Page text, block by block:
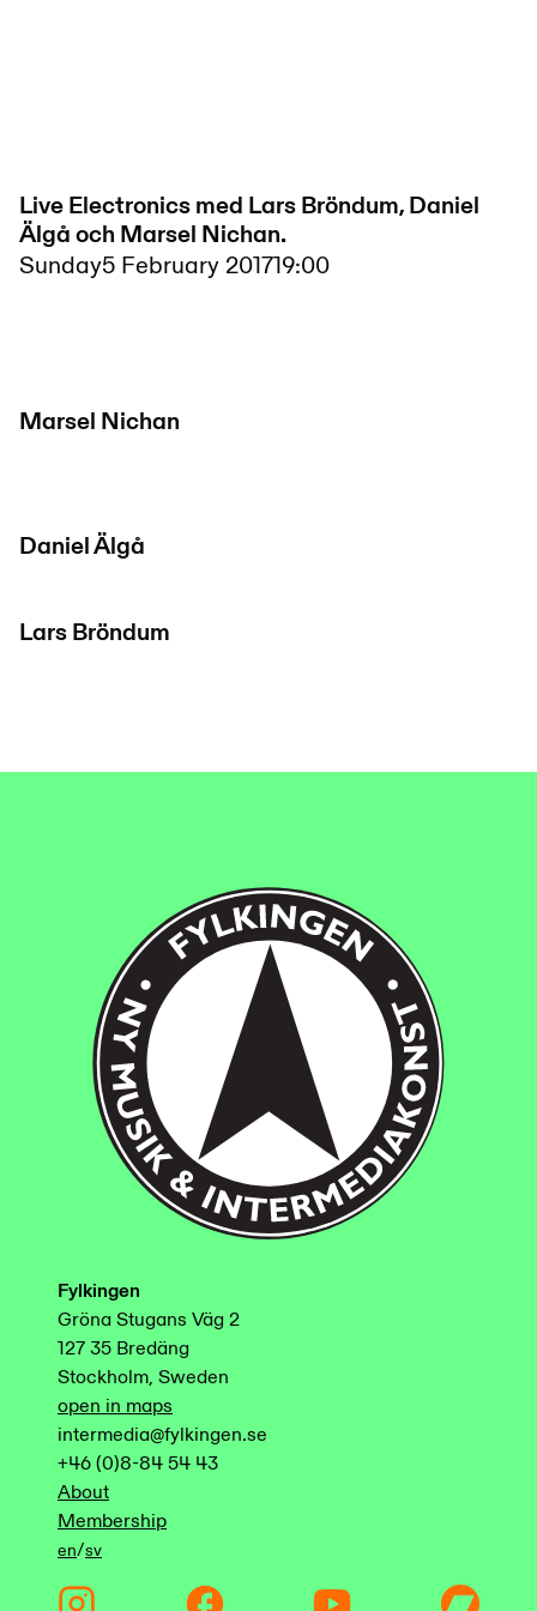
Live Electronics med Lars Bröndum, Daniel
Älgå och Marsel Nichan.
Sunday5 February 201719:00
Marsel Nichan
Daniel Älgå
Lars Bröndum
Fylkingen
Gröna Stugans Väg 2
127 35 Bredäng
Stockholm, Sweden
open in maps
intermedia@fylkingen.se
+46 (0)8-84 54 43
About
Membership
en/sv